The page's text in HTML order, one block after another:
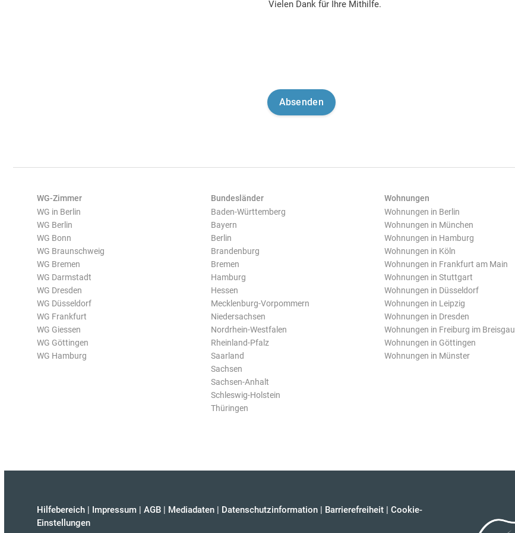
Vielen Dank für Ihre Mithilfe.
WG-Zimmer
WG in Berlin
WG Berlin
WG Bonn
WG Braunschweig
WG Bremen
WG Darmstadt
WG Dresden
WG Düsseldorf
WG Frankfurt
WG Giessen
WG Göttingen
WG Hamburg
Bundesländer
Baden-Württemberg
Bayern
Berlin
Brandenburg
Bremen
Hamburg
Hessen
Mecklenburg-Vorpommern
Niedersachsen
Nordrhein-Westfalen
Rheinland-Pfalz
Saarland
Sachsen
Sachsen-Anhalt
Schleswig-Holstein
Thüringen
Wohnungen
Wohnungen in Berlin
Wohnungen in München
Wohnungen in Hamburg
Wohnungen in Köln
Wohnungen in Frankfurt am Main
Wohnungen in Stuttgart
Wohnungen in Düsseldorf
Wohnungen in Leipzig
Wohnungen in Dresden
Wohnungen in Freiburg im Breisgau
Wohnungen in Göttingen
Wohnungen in Münster
Hilfebereich | Impressum | AGB | Mediadaten | Datenschutzinformation | Barrierefreiheit | Cookie-
Einstellungen